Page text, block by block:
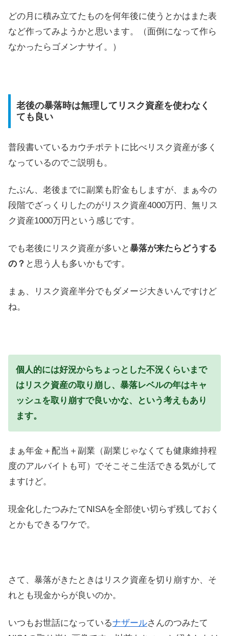
どの月に積み立てたものを何年後に使うとかはまた表
など作ってみようかと思います。（面倒になって作ら
なかったらゴメンナサイ。）
老後の暴落時は無理してリスク資産を使わなく
ても良い
普段書いているカウチポテトに比べリスク資産が多く
なっているのでご説明も。
たぶん、老後までに副業も貯金もしますが、まぁ今の
段階でざっくりしたのがリスク資産4000万円、無リス
ク資産1000万円という感じです。
でも老後にリスク資産が多いと暴落が来たらどうする
の？ と思う人も多いかもです。
まぁ、リスク資産半分でもダメージ大きいんですけど
ね。
個人的には好況からちょっとした不況くらいまで
はリスク資産の取り崩し、暴落レベルの年はキャ
ッシュを取り崩すで良いかな、という考えもあり
ます。
まぁ年金＋配当＋副業（副業じゃなくても健康維持程
度のアルバイトも可）でそこそこ生活できる気がして
ますけど。
現金化したつみたてNISAを全部使い切らず残しておく
とかもできるワケで。
さて、暴落がきたときはリスク資産を切り崩すか、そ
れとも現金からが良いのか。
いつもお世話になっているナザールさんのつみたて